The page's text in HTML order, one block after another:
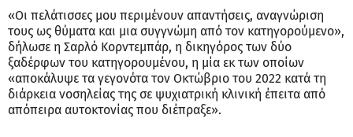
«Οι πελάτισσες μου περιμένουν απαντήσεις, αναγνώριση
τους ως θύματα και μια συγγνώμη από τον κατηγορούμενο»,
δήλωσε η Σαρλό Κορντεμπάρ, η δικηγόρος των δύο
ξαδέρφων του κατηγορουμένου, η μία εκ των οποίων
«αποκάλυψε τα γεγονότα τον Οκτώβριο του 2022 κατά τη
διάρκεια νοσηλείας της σε ψυχιατρική κλινική έπειτα από
απόπειρα αυτοκτονίας που διέπραξε».